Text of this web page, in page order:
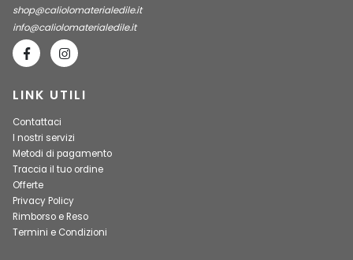
shop@caliolomaterialedile.it
info@caliolomaterialedile.it
LINK UTILI
Contattaci
I nostri servizi
Metodi di pagamento
Traccia il tuo ordine
Offerte
Privacy Policy
Rimborso e Reso
Termini e Condizioni